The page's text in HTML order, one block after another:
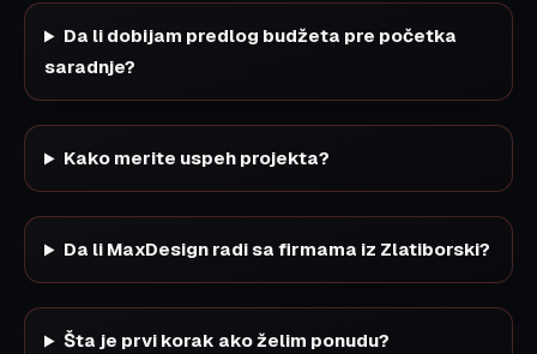
Da li dobijam predlog budžeta pre početka
saradnje?
Kako merite uspeh projekta?
Da li MaxDesign radi sa firmama iz Zlatiborski?
Šta je prvi korak ako želim ponudu?